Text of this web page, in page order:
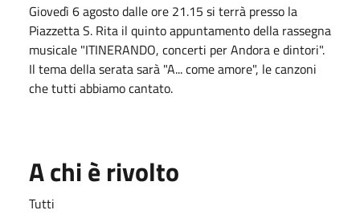
Giovedì 6 agosto dalle ore 21.15 si terrà presso la
Piazzetta S. Rita il quinto appuntamento della rassegna
musicale "ITINERANDO, concerti per Andora e dintori".
Il tema della serata sarà "A... come amore", le canzoni
che tutti abbiamo cantato.
A chi è rivolto
Tutti